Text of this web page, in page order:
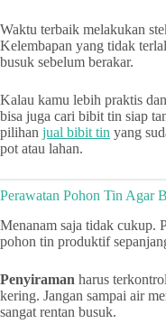
Waktu terbaik melakukan
Kelembapan yang tidak
busuk sebelum berakar.
Kalau kamu lebih praktis
bisa juga cari bibit tin siap
pilihan jual bibit tin yang
pot atau lahan.
Perawatan Pohon Tin Agar
Menanam saja tidak cukup.
pohon tin produktif
Penyiraman harus
kering. Jangan sampai air
sangat rentan busuk.